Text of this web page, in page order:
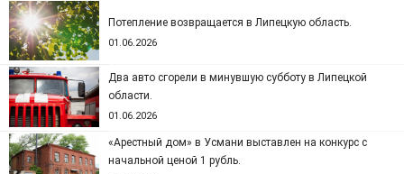
Потепление возвращается в Липецкую область.
01.06.2026
Два авто сгорели в минувшую субботу в Липецкой
области.
01.06.2026
«Арестный дом» в Усмани выставлен на конкурс с
начальной ценой 1 рубль.